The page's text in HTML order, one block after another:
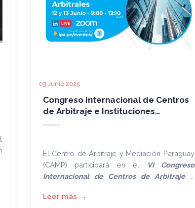
03 Junio 2025
Congreso Internacional de Centros
de Arbitraje e Instituciones
Arbitrales
El Centro de Arbitraje y Mediación Paraguay
(CAMP) participará en el
VI Congreso
Internacional de Centros de Arbitraje e
Instituto Peruano de Arbitraje (IPA)